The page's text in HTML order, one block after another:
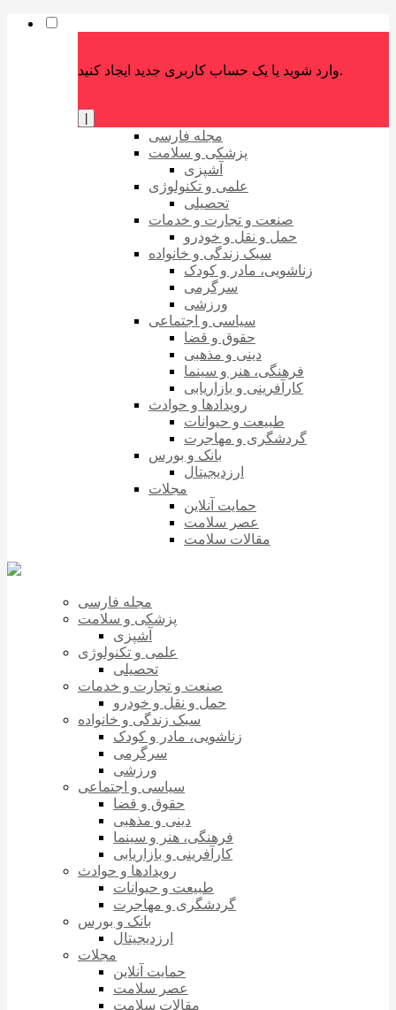
وارد شوید یا یک حساب کاربری جدید ایجاد کنید.
مجله فارسی
پزشکی و سلامت
آشپزی
علمی و تکنولوژی
تحصیلی
صنعت و تجارت و خدمات
حمل و نقل و خودرو
سبک زندگی و خانواده
زناشویی، مادر و کودک
سرگرمی
ورزشی
سیاسی و اجتماعی
حقوق و قضا
دینی و مذهبی
فرهنگی، هنر و سینما
کارآفرینی و بازاریابی
رویدادها و حوادث
طبیعت و حیوانات
گردشگری و مهاجرت
بانک و بورس
ارزدیجیتال
مجلات
حمایت آنلاین
عصر سلامت
مقالات سلامت
مجله فارسی
پزشکی و سلامت
آشپزی
علمی و تکنولوژی
تحصیلی
صنعت و تجارت و خدمات
حمل و نقل و خودرو
سبک زندگی و خانواده
زناشویی، مادر و کودک
سرگرمی
ورزشی
سیاسی و اجتماعی
حقوق و قضا
دینی و مذهبی
فرهنگی، هنر و سینما
کارآفرینی و بازاریابی
رویدادها و حوادث
طبیعت و حیوانات
گردشگری و مهاجرت
بانک و بورس
ارزدیجیتال
مجلات
حمایت آنلاین
عصر سلامت
مقالات سلامت